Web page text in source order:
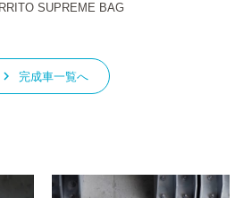
SUPREME BAG
keyboard_arrow_right 完成車一覧へ